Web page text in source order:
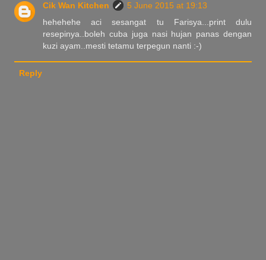
Cik Wan Kitchen
5 June 2015 at 19:13
hehehehe aci sesangat tu Farisya...print dulu
resepinya..boleh cuba juga nasi hujan panas dengan
kuzi ayam..mesti tetamu terpegun nanti :-)
Reply